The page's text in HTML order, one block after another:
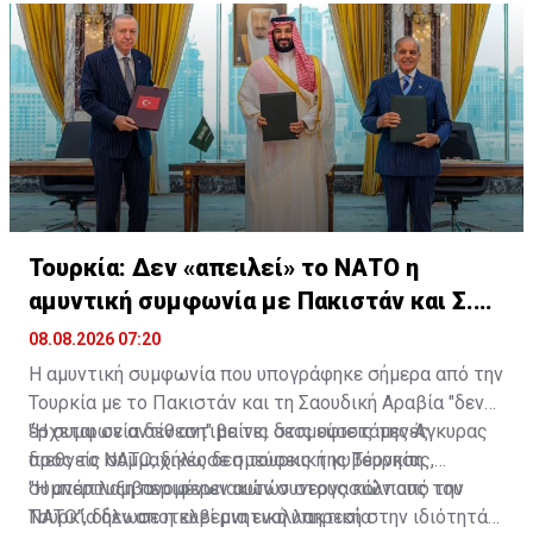
και ασφάλειας».
Τουρκία: Δεν «απειλεί» το ΝΑΤΟ η
αμυντική συμφωνία με Πακιστάν και Σ.
Αραβία
08.08.2026 07:20
Η αμυντική συμφωνία που υπογράφηκε σήμερα από την
Τουρκία με το Πακιστάν και τη Σαουδική Αραβία "δεν
έρχεται σε αντίθεση" με τις δεσμεύσεις της Άγκυρας
προς το ΝΑΤΟ, δήλωσε η τουρκική κυβέρνηση.
"Η συμφωνία δεν αντιβαίνει στις υφιστάμενες
διεθνείς συμμαχικές δεσμεύσεις της Τουρκίας,
συμπεριλαμβανομένων αυτών στους κόλπους του
ΝΑΤΟ", δήλωσε η κυβερνητική υπηρεσία
"Η ανάπτυξη περιφερειακών συνεργασιών από την
Τουρκία δεν αποτελεί μια εναλλακτική στην ιδιότητά